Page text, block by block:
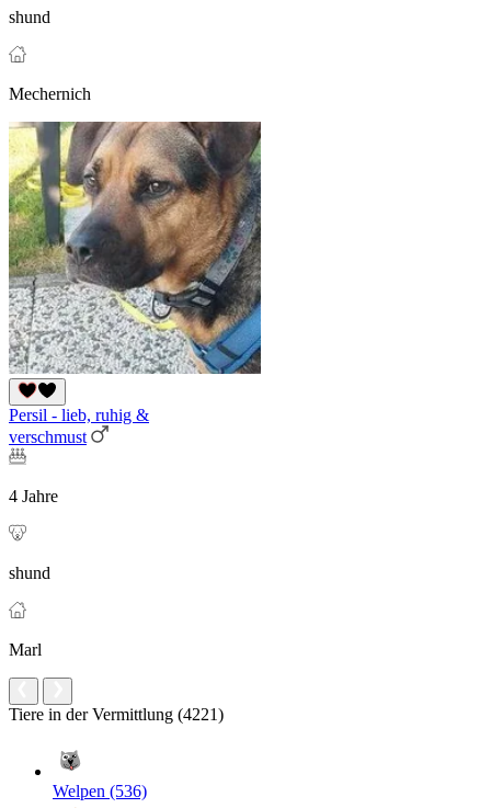
shund
Mechernich
Persil - lieb, ruhig &
verschmust
4 Jahre
shund
Marl
Tiere in der Vermittlung (4221)
Welpen (536)